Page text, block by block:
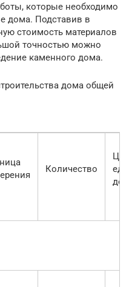
которые необходимо
дома. Подставив в
стоимость материалов
точностью можно
каменного дома.
дома общей
Количество